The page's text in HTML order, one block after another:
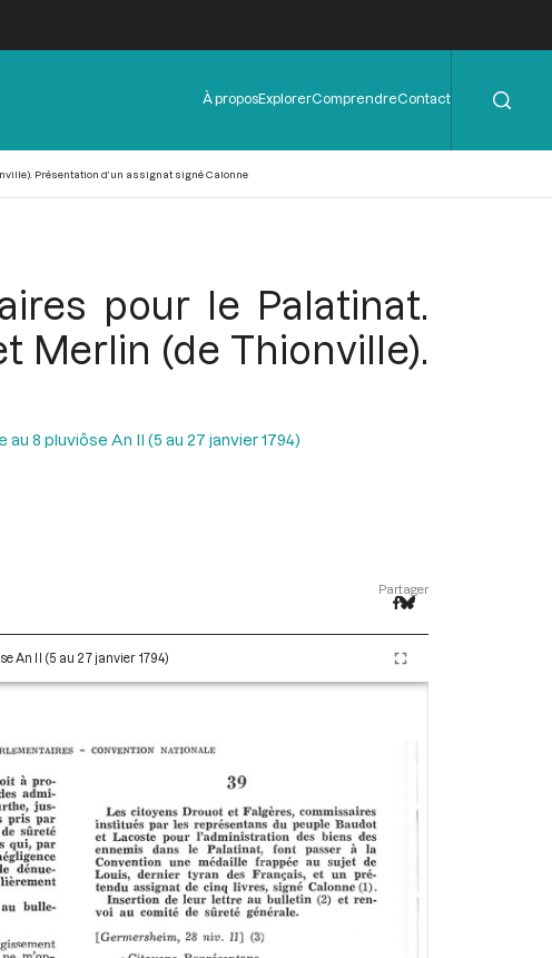
Menu
de
À proposExplorerComprendreContact
Présentation d’un assignat signé Calonne
pour le Palatinat.
Merlin (de Thionville).
au 8 pluviôse An II (5 au 27 janvier 1794)
Partager
An II (5 au 27 janvier 1794)